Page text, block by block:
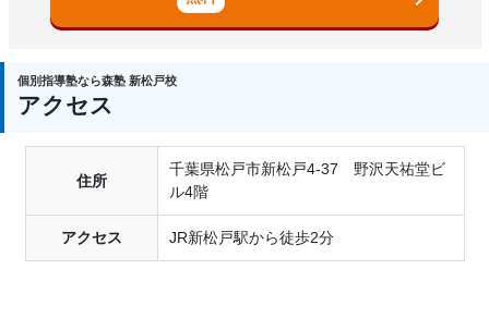
個別指導塾なら森塾 新松戸校
アクセス
住所
千葉県松戸市新松戸4-37 野沢天祐堂ビ
ル4階
アクセス JR新松戸駅から徒歩2分